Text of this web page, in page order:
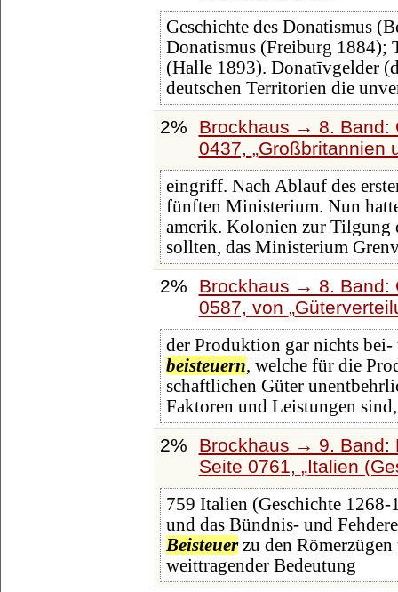
Geschichte des Donatismus
Donatismus (Freiburg 1884);
(Halle 1893). Donatīvgelder
deutschen Territorien die
2%
Brockhaus → 8. Band:
0437,
Großbritannien
eingriff. Nach Ablauf des
fünften Ministerium. Nun
amerik. Kolonien zur Tilgung
sollten, das Ministerium
2%
Brockhaus → 8. Band:
0587, von
der Produktion gar nichts
beisteuern, welche für die
schaftlichen Güter
Faktoren und Leistungen
2%
Brockhaus → 9. Band:
Seite 0761,
Italien
759 Italien (Geschichte
und das Bündnis- und
Beisteuerzu den
weittragender Bedeutung